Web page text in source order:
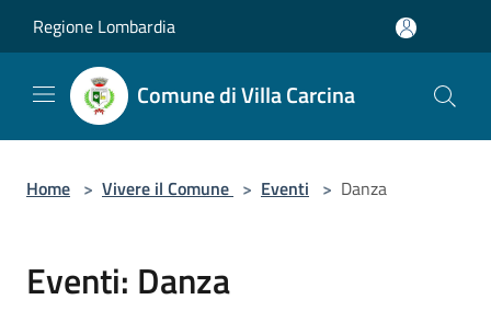
Regione Lombardia
Comune di Villa Carcina
Home > Vivere il Comune > Eventi > Danza
Eventi: Danza